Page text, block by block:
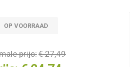
OP VOORRAAD
prijs:€ 27,49